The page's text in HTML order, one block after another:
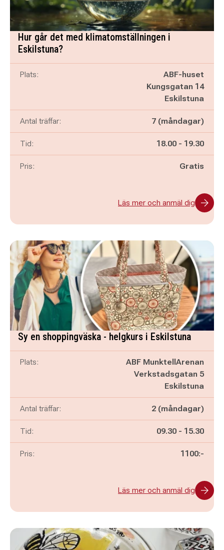
Hur går det med klimatomställningen i
Eskilstuna?
Plats:
ABF-huset
Kungsgatan 14
Eskilstuna
Antal träffar: 7 (måndagar)
Tid: Pågår mellan
18.00 - och
19.30
Pris: Gratis
Läs mer och anmäl dig
Sy en shoppingväska - helgkurs i Eskilstuna
Plats:
ABF MunktellArenan
Verkstadsgatan 5
Eskilstuna
Antal träffar: 2 (måndagar)
Tid: Pågår mellan
09.30 - och
15.30
Pris: 1100:-
Läs mer och anmäl dig